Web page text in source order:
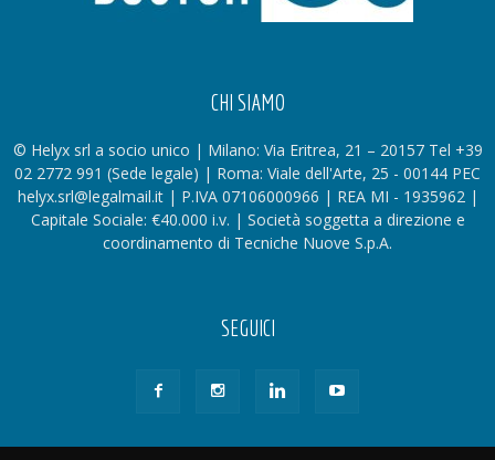
CHI SIAMO
© Helyx srl a socio unico | Milano: Via Eritrea, 21 – 20157 Tel +39
02 2772 991 (Sede legale) | Roma: Viale dell'Arte, 25 - 00144 PEC
helyx.srl@legalmail.it | P.IVA 07106000966 | REA MI - 1935962 |
Capitale Sociale: €40.000 i.v. | Società soggetta a direzione e
coordinamento di Tecniche Nuove S.p.A.
SEGUICI